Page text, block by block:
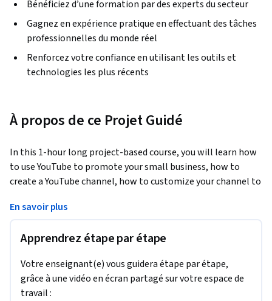
Bénéficiez d’une formation par des experts du secteur
Gagnez en expérience pratique en effectuant des tâches
professionnelles du monde réel
Renforcez votre confiance en utilisant les outils et
technologies les plus récents
À propos de ce Projet Guidé
In this 1-hour long project-based course, you will learn how
to use YouTube to promote your small business, how to
create a YouTube channel, how to customize your channel to
collaborate with other channels to improve client reach,
analytics. This course will benefit small business owners
Note: This course works best for learners who are based in
the North America region. We’re currently working on
En savoir plus
Apprendrez étape par étape
Votre enseignant(e) vous guidera étape par étape,
grâce à une vidéo en écran partagé sur votre espace de
travail :